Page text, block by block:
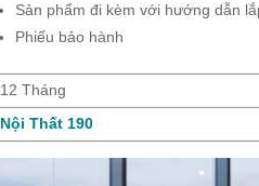
Sản phẩm đi kèm với hướng dẫn
Phiếu bảo hành
12 Tháng
Nội Thất 190